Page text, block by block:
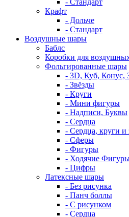
- Стандарт
Крафт
- Дольче
- Стандарт
Воздушные шары
Баблс
Коробки для
Фольгированные шары
- 3D, Куб, Конус,
- Звёзды
- Круги
- Мини фигуры
- Надписи, Буквы
- Сердца
- Сердца, круги и
- Сферы
- Фигуры
- Ходячие
- Цифры
Латексные шары
- Без рисунка
- Панч боллы
- С рисунком
- Сердца